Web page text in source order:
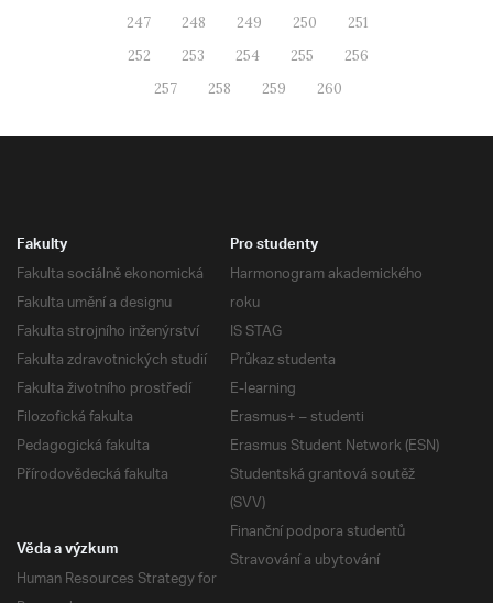
247
248 249 250
251
252
253 254 255
256
257
258 259 260
Fakulty
Fakulta sociálně ekonomická
Fakulta umění a designu
Fakulta strojního inženýrství
Fakulta zdravotnických studií
Fakulta životního prostředí
Filozofická fakulta
Pedagogická fakulta
Přírodovědecká fakulta
Pro studenty
Harmonogram akademického
roku
IS STAG
Průkaz studenta
E-learning
Erasmus+ – studenti
Erasmus Student Network (ESN)
Studentská grantová soutěž
(SVV)
Finanční podpora studentů
Stravování a ubytování
Věda a výzkum
Human Resources Strategy for